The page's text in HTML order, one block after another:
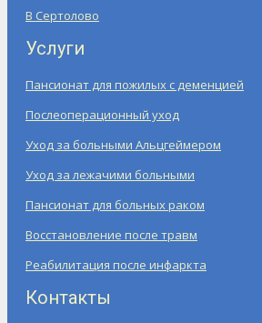
В Сертолово
Услуги
Пансионат для пожилых с деменцией
Послеоперационный уход
Уход за больными Альцгеймером
Уход за лежачими больными
Пансионат для больных раком
Восстановление после травм
Реабилитация после инфаркта
Контакты